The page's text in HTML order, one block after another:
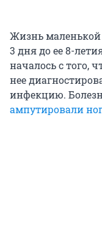
Жизнь
3 дня до ее 8-
началось с того,
нее
инфекцию.
ампутировали